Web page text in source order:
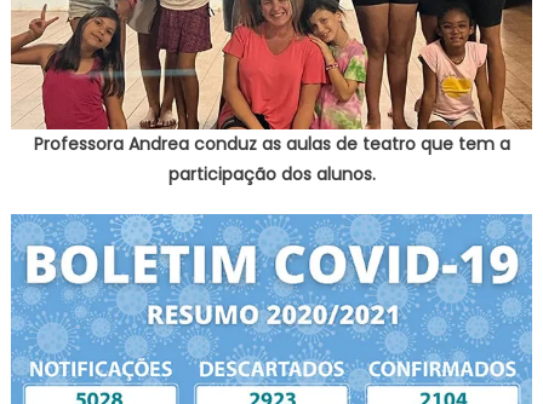
Professora Andrea conduz as aulas de teatro que tem a
participação dos alunos.